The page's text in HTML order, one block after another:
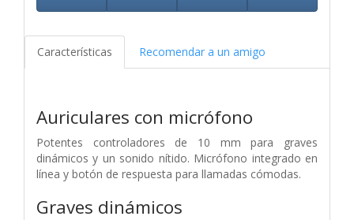
Características Recomendar a un amigo
Auriculares con micrófono
Potentes controladores de 10 mm para graves
dinámicos y un sonido nítido. Micrófono integrado en
línea y botón de respuesta para llamadas cómodas.
Graves dinámicos